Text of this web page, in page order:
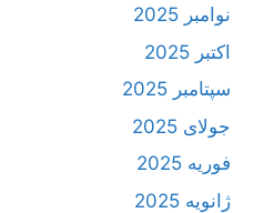
نوامبر 2025
اکتبر 2025
سپتامبر 2025
جولای 2025
فوریه 2025
ژانویه 2025